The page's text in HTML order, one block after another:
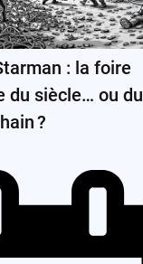
: la foire
du siècle… ou du
?